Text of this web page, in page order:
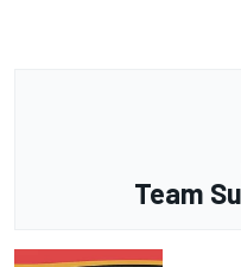
Team